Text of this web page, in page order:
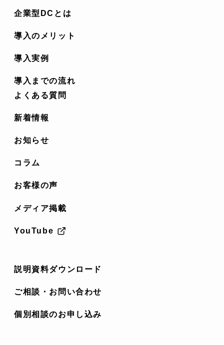
企業型DCとは
導入のメリット
導入実例
導入までの流れ
よくある質問
新着情報
お知らせ
コラム
お客様の声
メディア掲載
YouTube
説明資料ダウンロード
ご相談・お問い合わせ
個別相談のお申し込み